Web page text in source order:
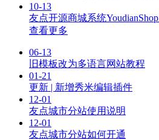
10-13
友点开源商城系统
查看更多
06-13
旧模板改为多语言网站教程
01-21
更新 | 新增秀米编辑插件
12-01
友点城市分站使用说明
12-01
友点城市分站如何开通